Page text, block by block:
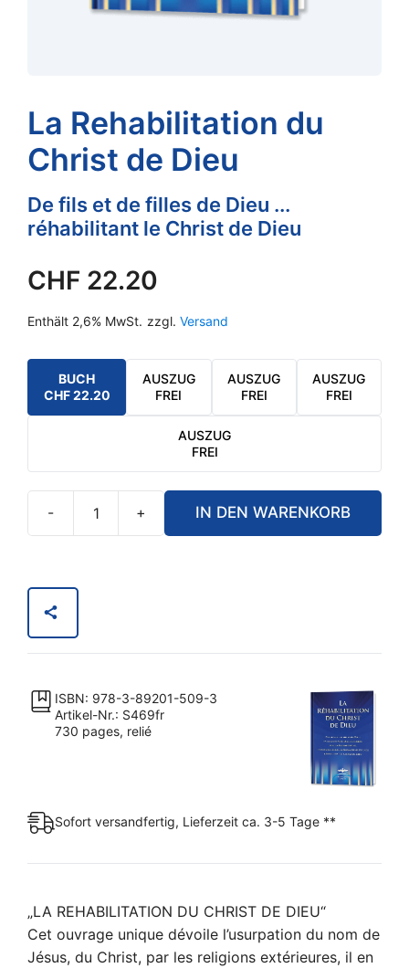
La Rehabilitation du
Christ de Dieu
De fils et de filles de Dieu ...
réhabilitant le Christ de Dieu
CHF 22.20
Enthält 2,6% MwSt. zzgl. Versand
BUCH
CHF22.20
AUSZUG
FREI
AUSZUG
FREI
AUSZUG
FREI
AUSZUG
FREI
-
Menge
+ IN DEN WARENKORB
ISBN: 978-3-89201-509-3
Artikel-Nr.: S469fr
730 pages, relié
Sofort versandfertig, Lieferzeit ca. 3-5 Tage **
„LA REHABILITATION DU CHRIST DE DIEU“
Cet ouvrage unique dévoile l’usurpation du nom de
Jésus, du Christ, par les religions extérieures, il en